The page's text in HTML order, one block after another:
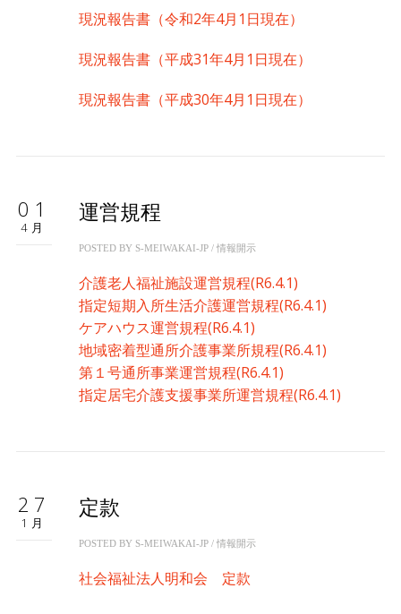
現況報告書（令和2年4月1日現在）
現況報告書（平成31年4月1日現在）
現況報告書（平成30年4月1日現在）
01
4月
運営規程
POSTED BY S-MEIWAKAI-JP/ 情報開示
介護老人福祉施設運営規程(R6.4.1)
指定短期入所生活介護運営規程(R6.4.1)
ケアハウス運営規程(R6.4.1)
地域密着型通所介護事業所規程(R6.4.1)
第１号通所事業運営規程(R6.4.1)
指定居宅介護支援事業所運営規程(R6.4.1)
27
1月
定款
POSTED BY S-MEIWAKAI-JP/ 情報開示
社会福祉法人明和会 定款